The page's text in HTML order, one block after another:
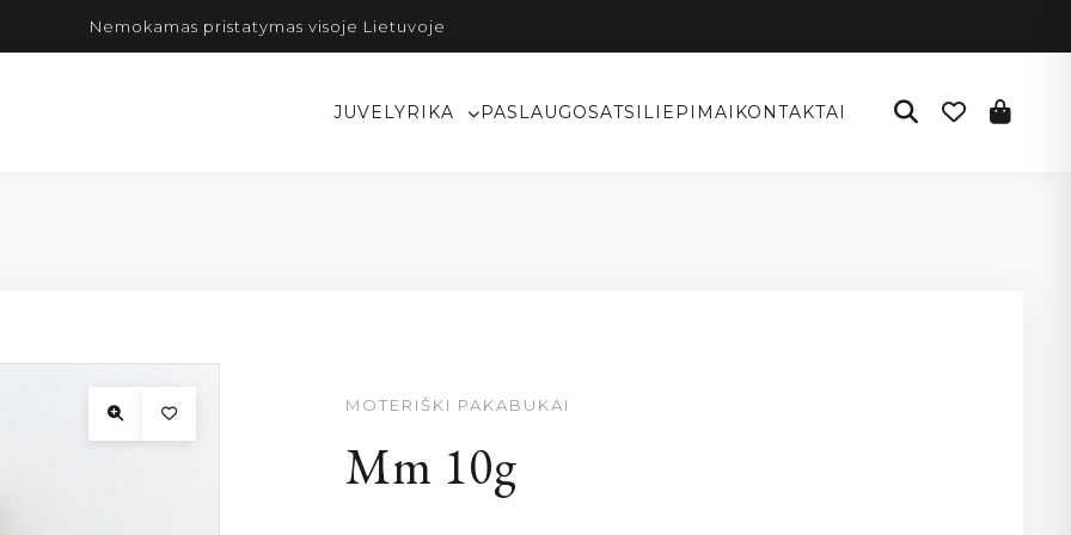
Nemokamas pristatymas visoje Lietuvoje
JUVELYRIKA PASLAUGOSATSILIEPIMAI KONTAKTAI
MOTERIŠKI PAKABUKAI
Mm 10g